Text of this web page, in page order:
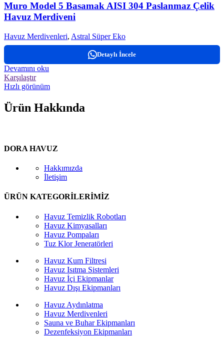
Muro Model 5 Basamak AISI 304 Paslanmaz Çelik
Havuz Merdiveni
Havuz Merdivenleri, Astral Süper Eko
Detaylı İncele
Devamını oku
Karşılaştır
Hızlı görünüm
Ürün Hakkında
DORA HAVUZ
Hakkımızda
İletişim
ÜRÜN KATEGORİLERİMİZ
Havuz Temizlik Robotları
Havuz Kimyasalları
Havuz Pompaları
Tuz Klor Jeneratörleri
Havuz Kum Filtresi
Havuz Isıtma Sistemleri
Havuz İçi Ekipmanlar
Havuz Dışı Ekipmanları
Havuz Aydınlatma
Havuz Merdivenleri
Sauna ve Buhar Ekipmanları
Dezenfeksiyon Ekipmanları